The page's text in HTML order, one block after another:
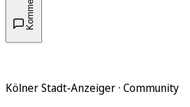
Kölner Stadt-Anzeiger · Community